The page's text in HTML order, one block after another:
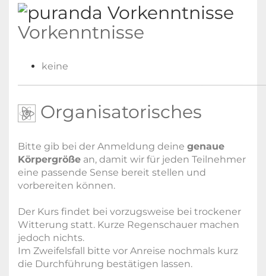
Vorkenntnisse
keine
Organisatorisches
Bitte gib bei der Anmeldung deine genaue
Körpergröße an, damit wir für jeden Teilnehmer
eine passende Sense bereit stellen und
vorbereiten können.
Der Kurs findet bei vorzugsweise bei trockener
Witterung statt. Kurze Regenschauer machen
jedoch nichts.
Im Zweifelsfall bitte vor Anreise nochmals kurz
die Durchführung bestätigen lassen.